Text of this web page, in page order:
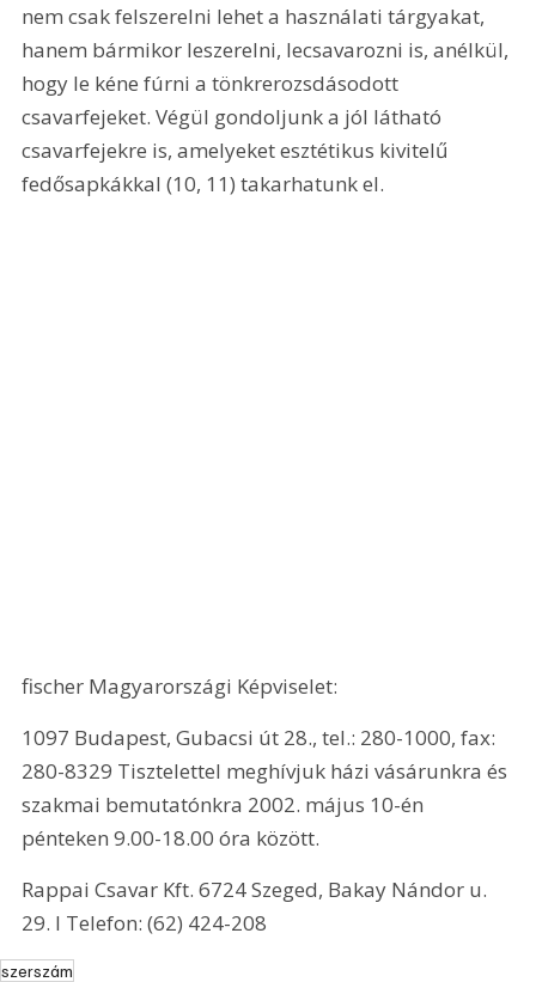
nem csak felszerelni lehet a használati tárgyakat,
hanem bármikor leszerelni, lecsavarozni is, anélkül,
hogy le kéne fúrni a tönkrerozsdásodott
csavarfejeket. Végül gondoljunk a jól látható
csavarfejekre is, amelyeket esztétikus kivitelű
fedősapkákkal (10, 11) takarhatunk el.
fischer Magyarországi Képviselet:
1097 Budapest, Gubacsi út 28., tel.: 280-1000, fax:
280-8329 Tisztelettel meghívjuk házi vásárunkra és
szakmai bemutatónkra 2002. május 10-én
pénteken 9.00-18.00 óra között.
Rappai Csavar Kft. 6724 Szeged, Bakay Nándor u.
29. l Telefon: (62) 424-208
szerszám